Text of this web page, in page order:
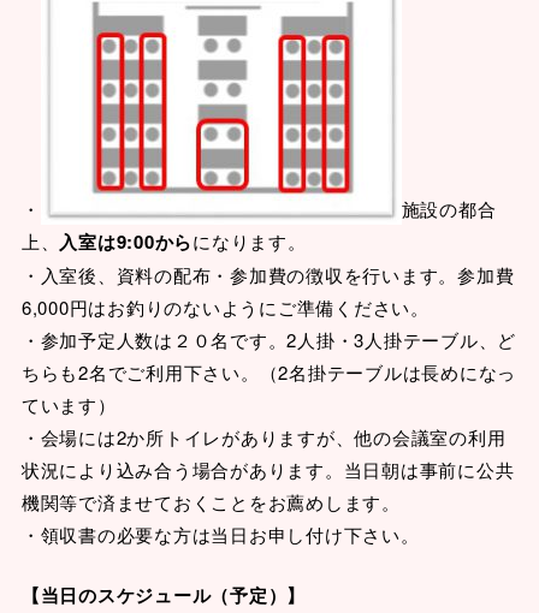
・
施設の都合
上、 入室は9:00からになります。
・入室後、資料の配布・参加費の徴収を行います。参加費
6,000円はお釣りのないようにご準備ください。
・参加予定人数は２０名です。2人掛・3人掛テーブル、ど
ちらも2名でご利用下さい。（2名掛テーブルは長めになっ
ています）
・会場には2か所トイレがありますが、他の会議室の利用
状況により込み合う場合があります。当日朝は事前に公共
機関等で済ませておくことをお薦めします。
・領収書の必要な方は当日お申し付け下さい。
【当日のスケジュール（予定）】